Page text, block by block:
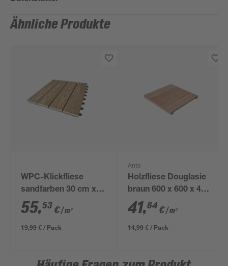
Ähnliche Produkte
WPC-Klickfliese
sandfarben 30 cm x
30 cm x 22 mm 4
Stück
55,53 €/ m²
19,99 € / Pack
Ante
Holzfliese Douglasie
braun 600 x 600 x 49
mm
41,64 €/ m²
14,99 € / Pack